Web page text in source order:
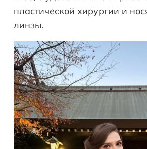
пластической хирургии и
линзы.